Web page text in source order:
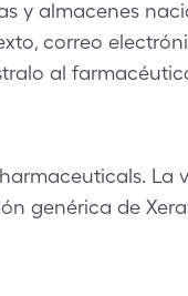
y almacenes
correo
al
La
genérica de